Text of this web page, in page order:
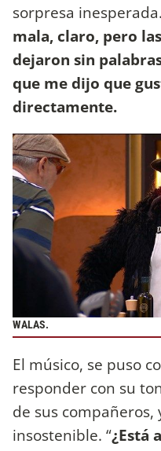
sorpresa inesperada.
mala, claro, pero
dejaron sin
que me dijo que
directamente.
WALAS.
El músico, se puso
responder con su
de sus
insostenible. “¿Está